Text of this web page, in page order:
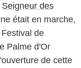
Seigneur des
était en marche,
de
Palme d'Or
de cette